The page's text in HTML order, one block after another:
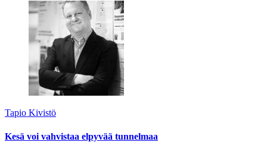
Tapio Kivistö
Kesä voi vahvistaa elpyvää tunnelmaa